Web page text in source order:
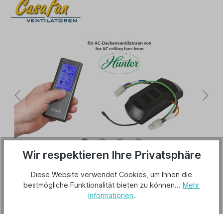
87,00 €*
Preise inkl. MwSt. zzgl. Versandkosten
Wir respektieren Ihre Privatsphäre
Diese Website verwendet Cookies, um Ihnen die
bestmögliche Funktionalität bieten zu können... Mehr
Informationen.